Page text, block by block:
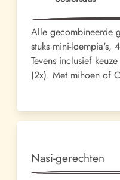
Alle gecombineerde
stuks mini-loempia's,
Tevens inclusief
(2x). Met mihoen of
Nasi-gerechten